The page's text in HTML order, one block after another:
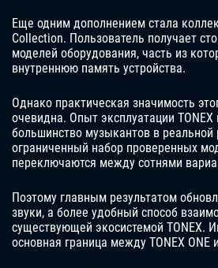
Еще одним дополнением стала
Collection. Пользователь получает
моделей оборудования, часть из
внутреннюю память устройства.
Однако практическая значимость
очевидна. Опыт эксплуатации TONEX
большинство музыкантов в реальной
ограниченный набор проверенных
переключаются между сотнями
Поэтому главным результатом
звуки, а более удобный способ
существующей экосистемой TONEX.
основная граница между TONEX ONE